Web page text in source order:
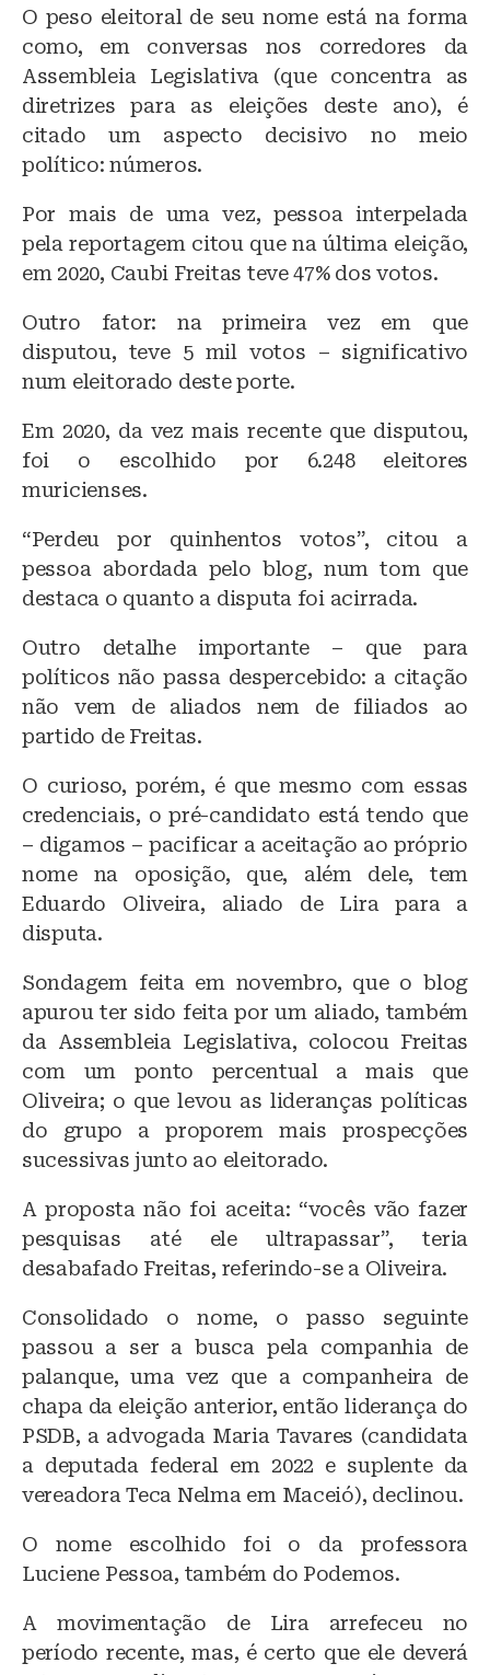
O peso eleitoral de seu nome está na forma
como, em conversas nos corredores da
Assembleia Legislativa (que concentra as
diretrizes para as eleições deste ano), é
citado um aspecto decisivo no meio
político: números.
Por mais de uma vez, pessoa interpelada
pela reportagem citou que na última eleição,
em 2020, Caubi Freitas teve 47% dos votos.
Outro fator: na primeira vez em que
disputou, teve 5 mil votos – significativo
num eleitorado deste porte.
Em 2020, da vez mais recente que disputou,
foi o escolhido por 6.248 eleitores
muricienses.
“Perdeu por quinhentos votos”, citou a
pessoa abordada pelo blog, num tom que
destaca o quanto a disputa foi acirrada.
Outro detalhe importante – que para
políticos não passa despercebido: a citação
não vem de aliados nem de filiados ao
partido de Freitas.
O curioso, porém, é que mesmo com essas
credenciais, o pré-candidato está tendo que
– digamos – pacificar a aceitação ao próprio
nome na oposição, que, além dele, tem
Eduardo Oliveira, aliado de Lira para a
disputa.
Sondagem feita em novembro, que o blog
apurou ter sido feita por um aliado, também
da Assembleia Legislativa, colocou Freitas
com um ponto percentual a mais que
Oliveira; o que levou as lideranças políticas
do grupo a proporem mais prospecções
sucessivas junto ao eleitorado.
A proposta não foi aceita: “vocês vão fazer
pesquisas até ele ultrapassar”, teria
desabafado Freitas, referindo-se a Oliveira.
Consolidado o nome, o passo seguinte
passou a ser a busca pela companhia de
palanque, uma vez que a companheira de
chapa da eleição anterior, então liderança do
PSDB, a advogada Maria Tavares (candidata
a deputada federal em 2022 e suplente da
vereadora Teca Nelma em Maceió), declinou.
O nome escolhido foi o da professora
Luciene Pessoa, também do Podemos.
A movimentação de Lira arrefeceu no
período recente, mas, é certo que ele deverá